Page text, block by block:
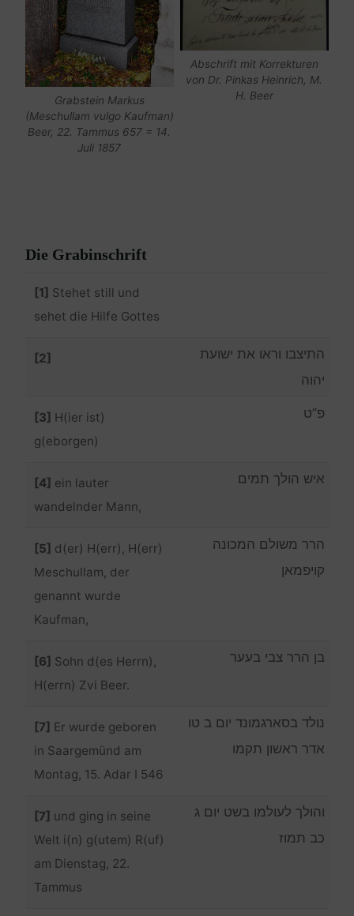
Grabstein Markus
(Meschullam vulgo Kaufman)
Beer, 22. Tammus 657 = 14.
Juli 1857
Abschrift mit Korrekturen
von Dr. Pinkas Heinrich, M.
H. Beer
Die Grabinschrift
[1] Stehet still und
sehet die Hilfe Gottes
[2]
התיצבו וראו את ישועת
יהוה
[3] H(ier ist)
g(eborgen)
פ”ט
[4] ein lauter
wandelnder Mann,
איש הולך תמים
[5] d(er) H(err), H(err)
Meschullam, der
genannt wurde
Kaufman,
הרר משולם המכונה
קויפמאן
[6] Sohn d(es Herrn),
H(errn) Zvi Beer.
בן הרר צבי בעער
[7] Er wurde geboren
in Saargemünd am
Montag, 15. Adar I 546
נולד בסארגמונד יום ב טו
אדר ראשון תקמו
[7] und ging in seine
Welt i(n) g(utem) R(uf)
am Dienstag, 22.
Tammus
והולך לעולמו בשט יום ג
כב תמוז